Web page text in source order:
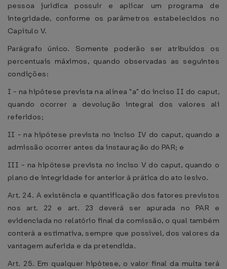
pessoa jurídica possuir e aplicar um programa de
integridade, conforme os parâmetros estabelecidos no
Capítulo V.
Parágrafo único. Somente poderão ser atribuídos os
percentuais máximos, quando observadas as seguintes
condições:
I - na hipótese prevista na alínea "a" do inciso II do caput,
quando ocorrer a devolução integral dos valores ali
referidos;
II - na hipótese prevista no inciso IV do caput, quando a
admissão ocorrer antes da instauração do PAR; e
III - na hipótese prevista no inciso V do caput, quando o
plano de integridade for anterior à prática do ato lesivo.
Art. 24. A existência e quantificação dos fatores previstos
nos art. 22 e art. 23 deverá ser apurada no PAR e
evidenciada no relatório final da comissão, o qual também
conterá a estimativa, sempre que possível, dos valores da
vantagem auferida e da pretendida.
Art. 25. Em qualquer hipótese, o valor final da multa terá